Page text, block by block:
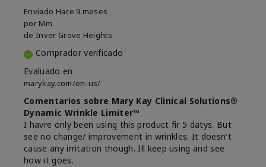
Enviado Hace 9 meses
por Mm
de Inver Grove Heights
Comprador verificado
Evaluado en
marykay.com/en-us/
Comentarios sobre Mary Kay Clinical Solutions®
Dynamic Wrinkle Limiter™
I havre only been using this product fir 5 datys. But
see no change/ improvement in wrinkles. It doesn't
cause any irritation though. Ill keep using and see
how it goes.